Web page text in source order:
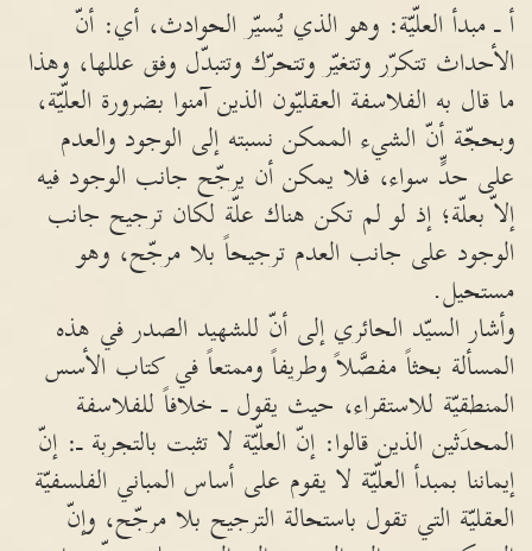
أ ـ مبدأ العلّيّة: وهو الذي يُسيّر الحوادث، أي: أنّ
الأحداث تتكرّر وتتغيّر وتتحرّك وتتبدّل وفق عللها، وهذا
ما قال به الفلاسفة العقليّون الذين آمنوا بضرورة العلّيّة،
وبحجّة أنّ الشيء الممكن نسبته إلى الوجود والعدم
على حدٍّ سواء، فلا يمكن أن يرجّح جانب الوجود فيه
إلاّ بعلّة؛ إذ لو لم تكن هناك علّة لكان ترجيح جانب
الوجود على جانب العدم ترجيحاً بلا مرجّح، وهو
مستحيل.
وأشار السيّد الحائري إلى أنّ للشهيد الصدر في هذه
المسألة بحثاً مفصَّلاً وطريفاً وممتعاً في كتاب الأسس
المنطقيّة للاستقراء، حيث يقول ـ خلافاً للفلاسفة
المحدَثين الذين قالوا: إنّ العلّيّة لا تثبت بالتجربة ـ: إنّ
إيماننا بمبدأ العلّيّة لا يقوم على أساس المباني الفلسفيّة
العقليّة التي تقول باستحالة الترجيح بلا مرجّح، وإنّ